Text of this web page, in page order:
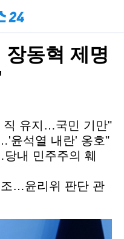
동혁 제명
직 유지…국민 기만"
윤석열 내란' 옹호"
내 민주주의 훼
…윤리위 판단 관